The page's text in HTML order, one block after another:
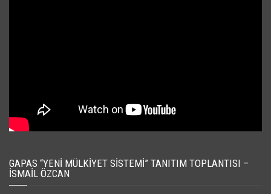
GAPAS “YENI MÜLKIYET SISTEMI” TANITIM TOPLANTISI –
İSMAIL ÖZCAN